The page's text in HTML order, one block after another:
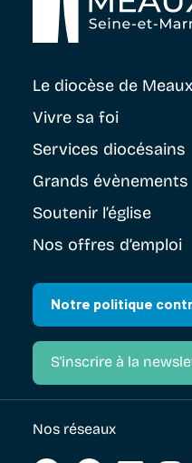
Le diocèse de Meaux
Vivre sa foi
Services diocésains
Grands évènements
Soutenir l’église
Nos offres d’emploi
Notre politique
S'inscrire à la
Nos réseaux